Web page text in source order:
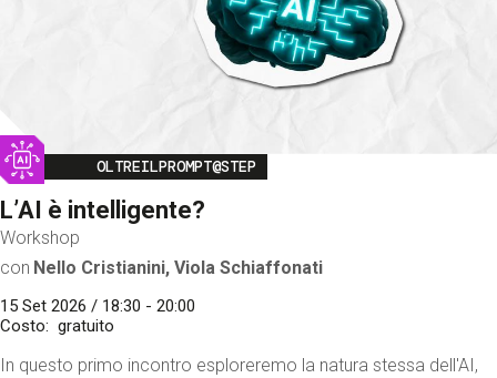
Image
OLTREILPROMPT@STEP
L’AI è intelligente?
Workshop
con Nello Cristianini, Viola Schiaffonati
15 Set 2026 / 18:30 - 20:00
Costo
gratuito
In questo primo incontro esploreremo la natura stessa dell'AI,